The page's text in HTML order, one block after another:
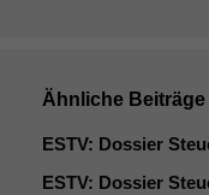
Ähnliche Beiträge
ESTV: Dossier
ESTV: Dossier